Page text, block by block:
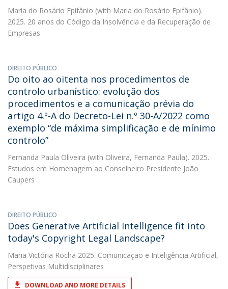
Maria do Rosário Epifânio (with Maria do Rosário Epifânio).
2025. 20 anos do Código da Insolvência e da Recuperação de
Empresas
DIREITO PÚBLICO
Do oito ao oitenta nos procedimentos de
controlo urbanístico: evolução dos
procedimentos e a comunicação prévia do
artigo 4.º-A do Decreto-Lei n.º 30-A/2022 como
exemplo “de máxima simplificação e de mínimo
controlo”
Fernanda Paula Oliveira (with Oliveira, Fernanda Paula). 2025.
Estudos em Homenagem ao Conselheiro Presidente João
Caupers
DIREITO PÚBLICO
Does Generative Artificial Intelligence fit into
today's Copyright Legal Landscape?
Maria Victória Rocha 2025. Comunicação e Inteligência Artificial,
Perspetivas Multidisciplinares
DOWNLOAD AND MORE DETAILS